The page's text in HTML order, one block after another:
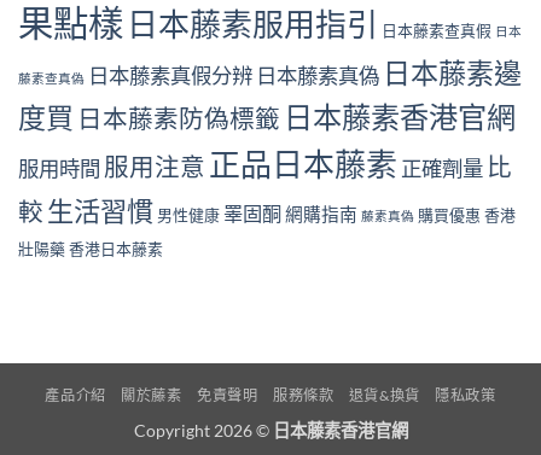
果點樣 日本藤素服用指引 日本藤素查真假 日本
藤素查真偽 日本藤素真假分辨 日本藤素真偽 日本藤素邊
度買 日本藤素防偽標籤 日本藤素香港官網
服用時間 服用注意 正品日本藤素 正確劑量 比
較 生活習慣 男性健康睪固酮 網購指南 藤素真偽 購買優惠 香港
壯陽藥香港日本藤素
產品介紹 關於藤素 免責聲明 服務條款 退貨&換貨 隱私政策
Copyright 2026 © 日本藤素香港官網